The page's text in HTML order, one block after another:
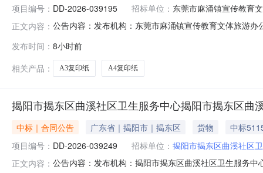
项目编号： DD-2026-039195 招标单位： 东莞市麻涌镇宣传教育
正文内容： 公告内容：发布机构：东莞市麻涌镇宣传教育文体旅游
公室地址：广东省东莞市麻涌镇麻涌镇岭南水乡文化艺
发布时间： 8小时前
相关产品：
A3复印纸 A4复印纸
揭阳市揭东区曲溪社区卫生服务中心揭阳市揭东区
中标｜合同公告 广东省｜揭阳市｜揭东区 货物
中标
项目编号： DD-2026-039249 招标单位： 揭阳市揭东区曲溪社区
正文内容： 公告内容：发布机构：揭阳市揭东区曲溪社区卫生服务